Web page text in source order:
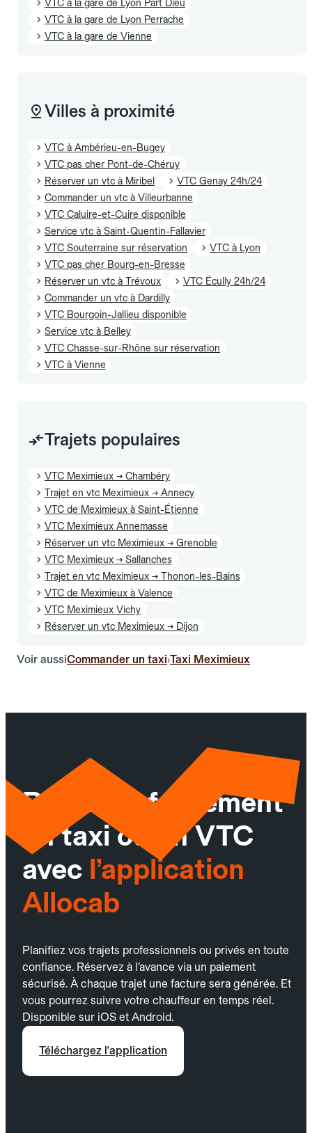
VTC à la gare de Lyon Part Dieu
VTC à la gare de Lyon Perrache
VTC à la gare de Vienne
Villes à proximité
VTC à Ambérieu-en-Bugey
VTC pas cher Pont-de-Chéruy
Réserver un vtc à Miribel
VTC Genay 24h/24
Commander un vtc à Villeurbanne
VTC Caluire-et-Cuire disponible
Service vtc à Saint-Quentin-Fallavier
VTC Souterraine sur réservation
VTC à Lyon
VTC pas cher Bourg-en-Bresse
Réserver un vtc à Trévoux
VTC Écully 24h/24
Commander un vtc à Dardilly
VTC Bourgoin-Jallieu disponible
Service vtc à Belley
VTC Chasse-sur-Rhône sur réservation
VTC à Vienne
Trajets populaires
VTC Meximieux → Chambéry
Trajet en vtc Meximieux → Annecy
VTC de Meximieux à Saint-Étienne
VTC Meximieux Annemasse
Réserver un vtc Meximieux → Grenoble
VTC Meximieux → Sallanches
Trajet en vtc Meximieux → Thonon-les-Bains
VTC de Meximieux à Valence
VTC Meximieux Vichy
Réserver un vtc Meximieux → Dijon
Voir aussiCommander un taxi›Taxi Meximieux
Réservez facilement
un taxi ou un VTC
avec l’application
Allocab
Planifiez vos trajets professionnels ou privés en toute
confiance. Réservez à l’avance via un paiement
sécurisé. À chaque trajet une facture sera générée. Et
vous pourrez suivre votre chauffeur en temps réel.
Disponible sur iOS et Android.
Téléchargez l'application